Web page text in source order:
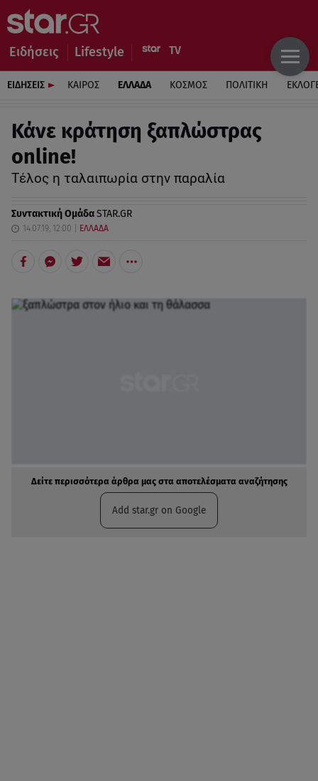
Ειδήσεις Lifestyle
ΕΙΔΗΣΕΙΣ ΚΑΙΡΟΣ ΕΛΛΑΔΑ ΚΟΣΜΟΣ ΠΟΛΙΤΙΚΗ
Κάνε κράτηση ξαπλώστρας
online!
Τέλος η ταλαιπωρία στην παραλία
Συντακτική ΟμάδαSTAR.GR
14.07.19, 12:00 ΕΛΛΑΔΑ
Δείτε περισσότερα άρθρα μας στα αποτελέσματα αναζήτησης
Add star.gr on Google